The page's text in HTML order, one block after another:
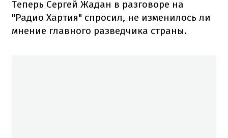
Теперь Сергей Жадан в разговоре на
"Радио Хартия" спросил, не изменилось ли
мнение главного разведчика страны.